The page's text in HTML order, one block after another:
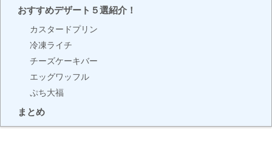
おすすめデザート５選紹介！
カスタードプリン
冷凍ライチ
チーズケーキバー
エッグワッフル
ぷち大福
まとめ